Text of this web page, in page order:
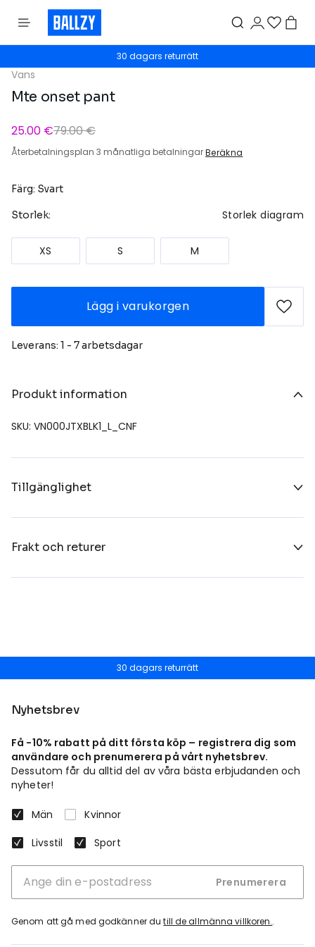
30 dagars returrätt
Vans
Mte onset pant
25.00 €79.00 €
Återbetalningsplan 3 månatliga betalningarBeräkna
Färg: Svart
Storlek: Storlek diagram
XS S M
Lägg i varukorgen
Leverans: 1 - 7 arbetsdagar
Produkt information
SKU: VN000JTXBLK1_L_CNF
Tillgänglighet
Frakt och returer
30 dagars returrätt
Nyhetsbrev
Få -10% rabatt på ditt första köp – registrera dig som
användare och prenumerera på vårt nyhetsbrev.
Dessutom får du alltid del av våra bästa erbjudanden och
nyheter!
Män
Kvinnor
Livsstil
Sport
Prenumerera
Genom att gå med godkänner dutill de allmänna villkoren..